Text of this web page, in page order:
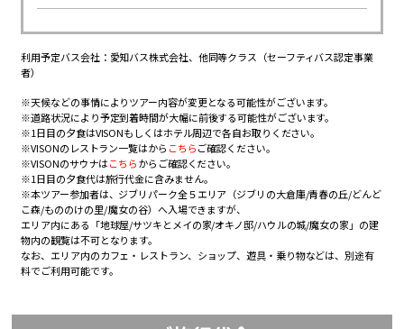
利用予定バス会社：愛知バス株式会社、他同等クラス（セーフティバス認定事業
者）
※天候などの事情によりツアー内容が変更となる可能性がございます。
※道路状況により予定到着時間が大幅に前後する可能性がございます。
※1日目の夕食はVISONもしくはホテル周辺で各自お取りください。
※VISONのレストラン一覧はから こちらご確認ください。
※VISONのサウナはこちらからご確認ください。
※1日目の夕食代は旅行代金に含みません。
※本ツアー参加者は、ジブリパーク全５エリア（ジブリの大倉庫/青春の丘/どんど
こ森/もののけの里/ 魔女の谷）へ入場できますが、
エリア内にある「地球屋/サツキとメイの家/オキノ邸/ハウルの城/魔女の家」の建
物内の観覧は不可となります。
なお、エリア内のカフェ・レストラン、ショップ、遊具・乗り物などは、別途有
料でご利用可能です。